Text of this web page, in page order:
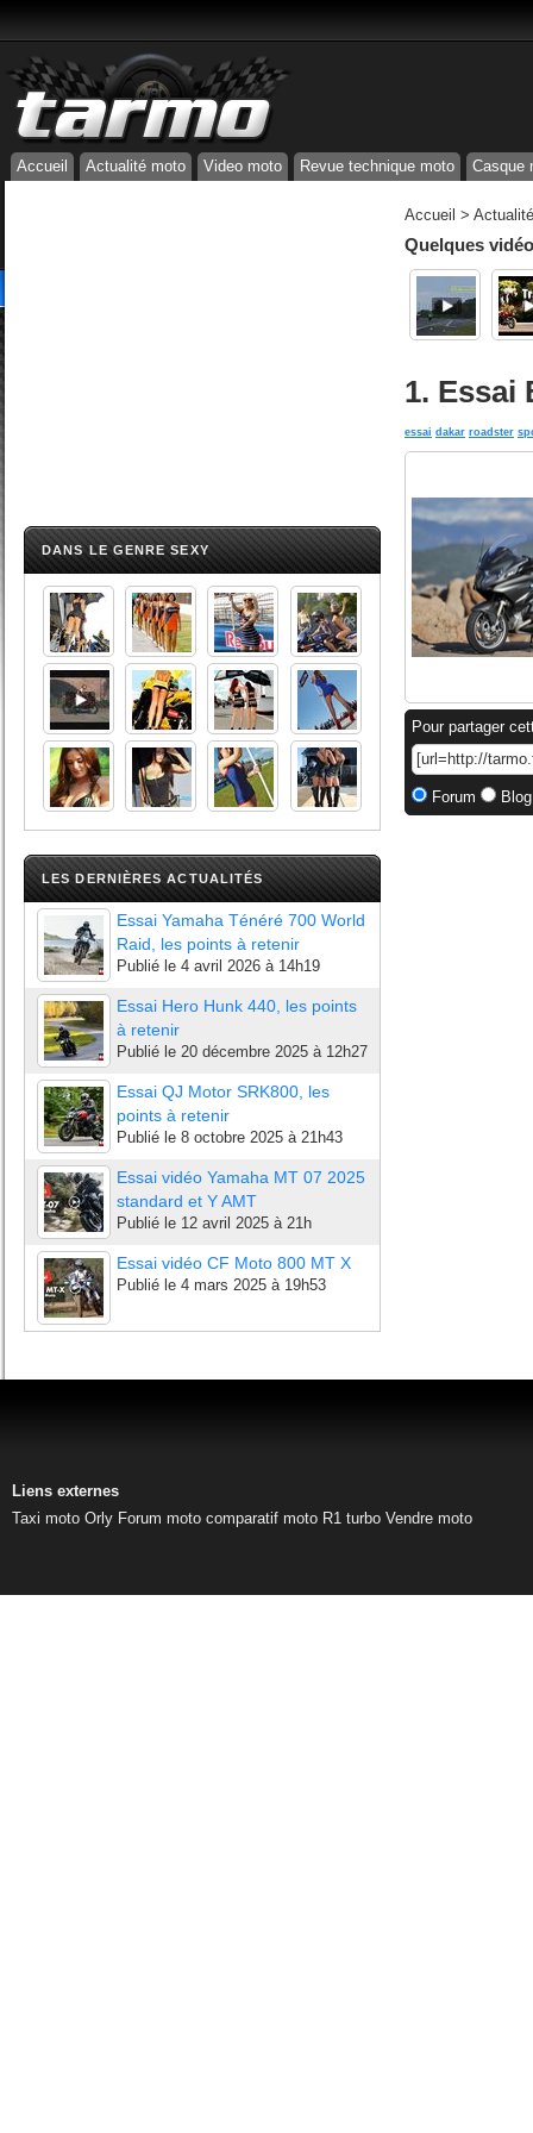
Accueil Actualité moto Video moto Revue technique moto Casque
DANS LE GENRE SEXY
LES DERNIÈRES ACTUALITÉS
Essai Yamaha Ténéré 700 World
Raid, les points à retenir
Publié le 4 avril 2026 à 14h19
Essai Hero Hunk 440, les points
à retenir
Publié le 20 décembre 2025 à 12h27
Essai QJ Motor SRK800, les
points à retenir
Publié le 8 octobre 2025 à 21h43
Essai vidéo Yamaha MT 07 2025
standard et Y AMT
Publié le 12 avril 2025 à 21h
Essai vidéo CF Moto 800 MT X
Publié le 4 mars 2025 à 19h53
Accueil >
Quelques
1. Essai
essai dakar roadster
Pour partager
Forum
Liens externes
Taxi moto Orly Forum moto comparatif moto R1 turbo Vendre moto